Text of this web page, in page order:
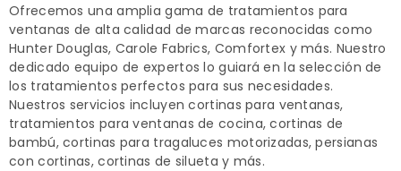
Ofrecemos una amplia gama de tratamientos para
ventanas de alta calidad de marcas reconocidas como
Hunter Douglas, Carole Fabrics, Comfortex y más. Nuestro
dedicado equipo de expertos lo guiará en la selección de
los tratamientos perfectos para sus necesidades.
Nuestros servicios incluyen cortinas para ventanas,
tratamientos para ventanas de cocina, cortinas de
bambú, cortinas para tragaluces motorizadas, persianas
con cortinas, cortinas de silueta y más.